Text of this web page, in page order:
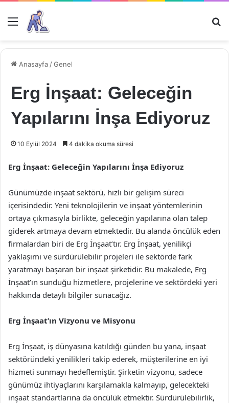
Menü
Anasayfa /Genel
Erg İnşaat: Geleceğin
Yapılarını İnşa Ediyoruz
10 Eylül 2024 4 dakika okuma süresi
Erg İnşaat: Geleceğin Yapılarını İnşa Ediyoruz
Günümüzde inşaat sektörü, hızlı bir gelişim süreci
içerisindedir. Yeni teknolojilerin ve inşaat yöntemlerinin
ortaya çıkmasıyla birlikte, geleceğin yapılarına olan talep
giderek artmaya devam etmektedir. Bu alanda öncülük eden
firmalardan biri de Erg İnşaat’tır. Erg İnşaat, yenilikçi
yaklaşımı ve sürdürülebilir projeleri ile sektörde fark
yaratmayı başaran bir inşaat şirketidir. Bu makalede, Erg
İnşaat’ın sunduğu hizmetlere, projelerine ve sektördeki yeri
hakkında detaylı bilgiler sunacağız.
Erg İnşaat’ın Vizyonu ve Misyonu
Erg İnşaat, iş dünyasına katıldığı günden bu yana, inşaat
sektöründeki yenilikleri takip ederek, müşterilerine en iyi
hizmeti sunmayı hedeflemiştir. Şirketin vizyonu, sadece
günümüz ihtiyaçlarını karşılamakla kalmayıp, gelecekteki
inşaat standartlarına da öncülük etmektir. Sürdürülebilirlik,